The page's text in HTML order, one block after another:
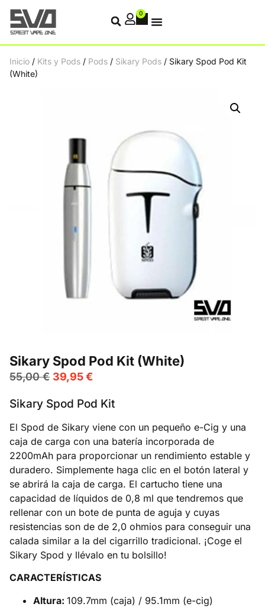
0
Inicio / Kits y Pods / Pods / Sikary Pods / Sikary Spod Pod Kit
(White)
Sikary Spod Pod Kit (White)
55,00€ 39,95€
Sikary Spod Pod Kit
El Spod de Sikary viene con un pequeño e-Cig y una
caja de carga con una batería incorporada de
2200mAh para proporcionar un rendimiento estable y
duradero. Simplemente haga clic en el botón lateral y
se abrirá la caja de carga. El cartucho tiene una
capacidad de líquidos de 0,8 ml que tendremos que
rellenar con un bote de punta de aguja y cuyas
resistencias son de de 2,0 ohmios para conseguir una
calada similar a la del cigarrillo tradicional. ¡Coge el
Sikary Spod y llévalo en tu bolsillo!
CARACTERÍSTICAS
Altura: 109.7mm (caja) / 95.1mm (e-cig)